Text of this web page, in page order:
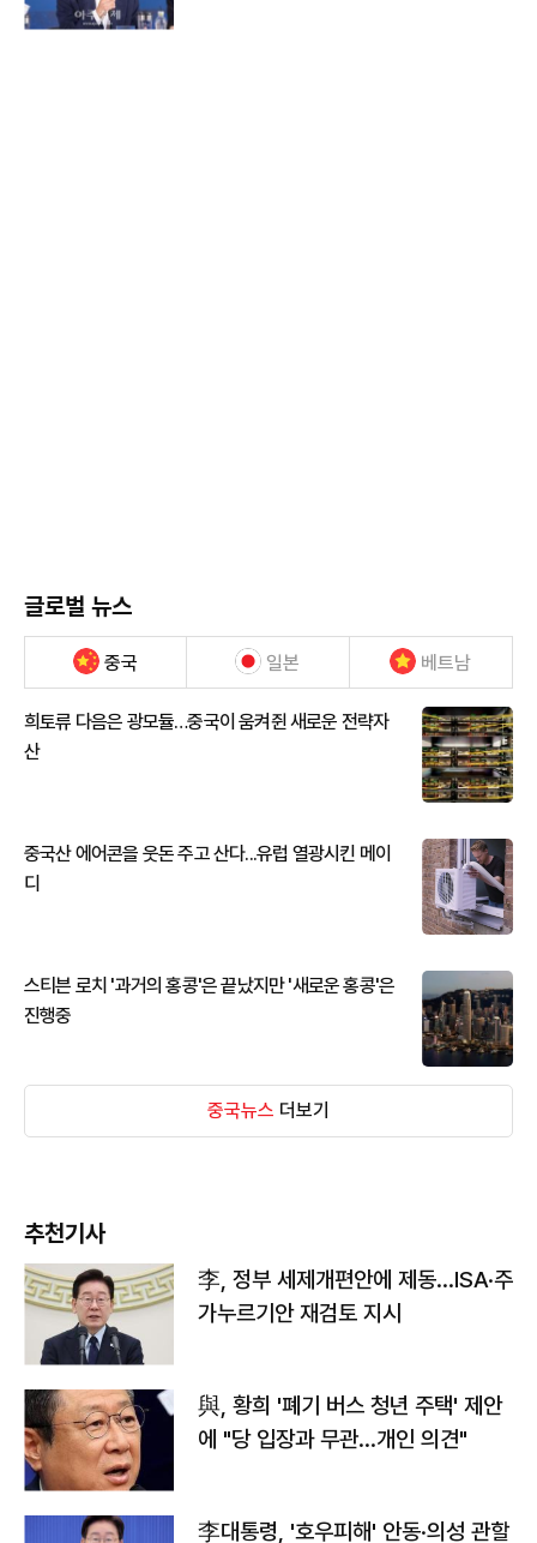
글로벌 뉴스
중국 일본 베트남
희토류 다음은 광모듈…중국이 움켜쥔 새로운 전략자
산
중국산 에어콘을 웃돈 주고 산다...유럽 열광시킨 메이
디
스티븐 로치 '과거의 홍콩'은 끝났지만 '새로운 홍콩'은
진행중
중국뉴스 더보기
추천기사
李, 정부 세제개편안에 제동…ISA·주
가누르기안 재검토 지시
與, 황희 '폐기 버스 청년 주택' 제안
에 "당 입장과 무관…개인 의견"
李대통령, '호우피해' 안동·의성 관할